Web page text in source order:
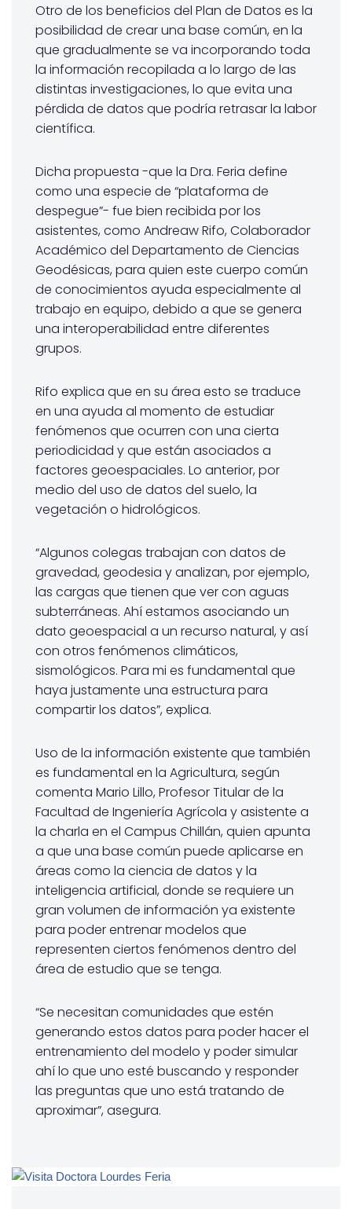
Otro de los beneficios del Plan de Datos es la
posibilidad de crear una base común, en la
que gradualmente se va incorporando toda
la información recopilada a lo largo de las
distintas investigaciones, lo que evita una
pérdida de datos que podría retrasar la labor
científica.
Dicha propuesta -que la Dra. Feria define
como una especie de “plataforma de
despegue”- fue bien recibida por los
asistentes, como Andreaw Rifo, Colaborador
Académico del Departamento de Ciencias
Geodésicas, para quien este cuerpo común
de conocimientos ayuda especialmente al
trabajo en equipo, debido a que se genera
una interoperabilidad entre diferentes
grupos.
Rifo explica que en su área esto se traduce
en una ayuda al momento de estudiar
fenómenos que ocurren con una cierta
periodicidad y que están asociados a
factores geoespaciales. Lo anterior, por
medio del uso de datos del suelo, la
vegetación o hidrológicos.
“Algunos colegas trabajan con datos de
gravedad, geodesia y analizan, por ejemplo,
las cargas que tienen que ver con aguas
subterráneas. Ahí estamos asociando un
dato geoespacial a un recurso natural, y así
con otros fenómenos climáticos,
sismológicos. Para mi es fundamental que
haya justamente una estructura para
compartir los datos”, explica.
Uso de la información existente que también
es fundamental en la Agricultura, según
comenta Mario Lillo, Profesor Titular de la
Facultad de Ingeniería Agrícola y asistente a
la charla en el Campus Chillán, quien apunta
a que una base común puede aplicarse en
áreas como la ciencia de datos y la
inteligencia artificial, donde se requiere un
gran volumen de información ya existente
para poder entrenar modelos que
representen ciertos fenómenos dentro del
área de estudio que se tenga.
“Se necesitan comunidades que estén
generando estos datos para poder hacer el
entrenamiento del modelo y poder simular
ahí lo que uno esté buscando y responder
las preguntas que uno está tratando de
aproximar”, asegura.